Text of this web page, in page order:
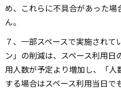
め、これらに不具合があった
ん。
７、一部スペースで実施されて
ン」の削減は、スペース利用日
用人数が予定より増加し、「
する場合はスペース利用当日で